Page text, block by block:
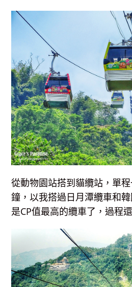
從動物園站搭到貓纜站，單
鐘，以我搭過日月潭纜車和
是CP值最高的纜車了，過程